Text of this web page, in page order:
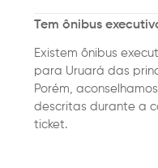
Tem ônibus
Existem ônibus
para Uruará das
Porém,
descritas durante a
ticket.